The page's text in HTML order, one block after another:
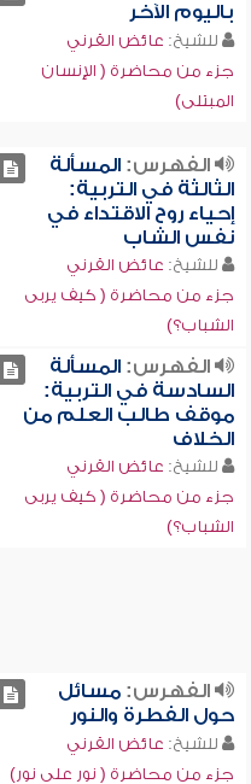
باليوم الآخر
للشيخ: عائض القرني
جزء من محاضرة ( الإنسان
المبتلى)
الفهرس:المسألة
الثالثة في التربية:
إحياء روح الاقتداء في
نفس الشاب
للشيخ: عائض القرني
جزء من محاضرة ( كيف يربى
الشباب؟)
الفهرس:المسألة
السادسة في التربية:
موقف طالب العلم من
الخلاف
للشيخ: عائض القرني
جزء من محاضرة ( كيف يربى
الشباب؟)
الفهرس:مسائل
حول الفطرة والنور
للشيخ: عائض القرني
جزء من محاضرة ( نور على نور)